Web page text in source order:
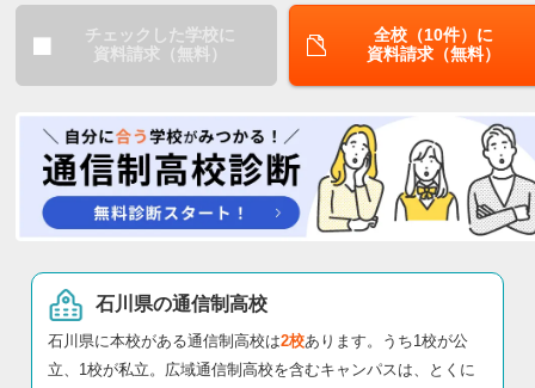
チェックした学校に
資料請求（無料）
全校（10件）に
資料請求（無料）
石川県の通信制高校
石川県に本校がある通信制高校は2校あります。うち1校が公
立、1校が私立。広域通信制高校を含むキャンパスは、とくに